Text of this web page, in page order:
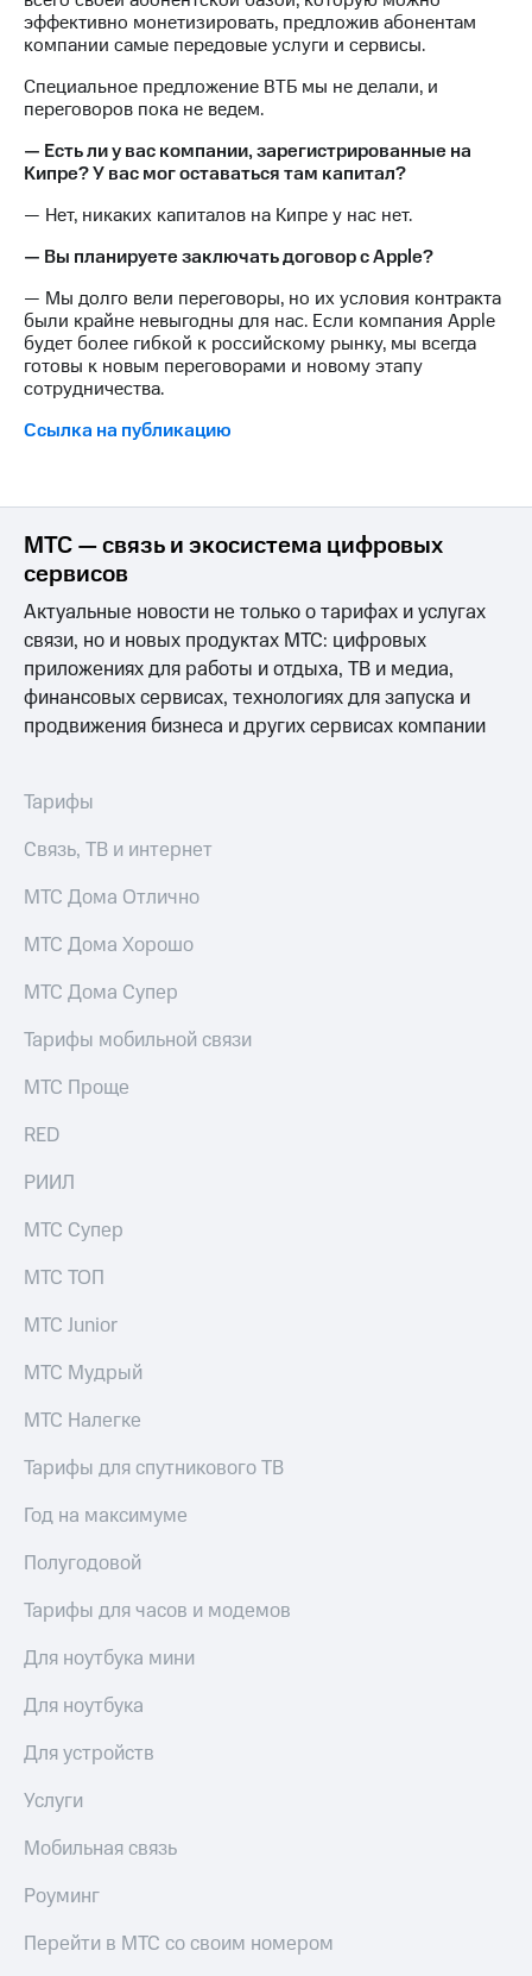
эффективно монетизировать, предложив абонентам
компании самые передовые услуги и сервисы.
Специальное предложение ВТБ мы не делали, и
переговоров пока не ведем.
— Есть ли у вас компании, зарегистрированные на
Кипре? У вас мог оставаться там капитал?
— Нет, никаких капиталов на Кипре у нас нет.
— Вы планируете заключать договор с Apple?
— Мы долго вели переговоры, но их условия контракта
были крайне невыгодны для нас. Если компания Apple
будет более гибкой к российскому рынку, мы всегда
готовы к новым переговорами и новому этапу
сотрудничества.
Ссылка на публикацию
МТС — связь и экосистема цифровых
сервисов
Актуальные новости не только о тарифах и услугах
связи, но и новых продуктах МТС: цифровых
приложениях для работы и отдыха, ТВ и медиа,
финансовых сервисах, технологиях для запуска и
продвижения бизнеса и других сервисах компании
Тарифы
Связь, ТВ и интернет
МТС Дома Отлично
МТС Дома Хорошо
МТС Дома Супер
Тарифы мобильной связи
МТС Проще
RED
РИИЛ
МТС Супер
МТС ТОП
МТС Junior
МТС Мудрый
МТС Налегке
Тарифы для спутникового ТВ
Год на максимуме
Полугодовой
Тарифы для часов и модемов
Для ноутбука мини
Для ноутбука
Для устройств
Услуги
Мобильная связь
Роуминг
Перейти в МТС со своим номером